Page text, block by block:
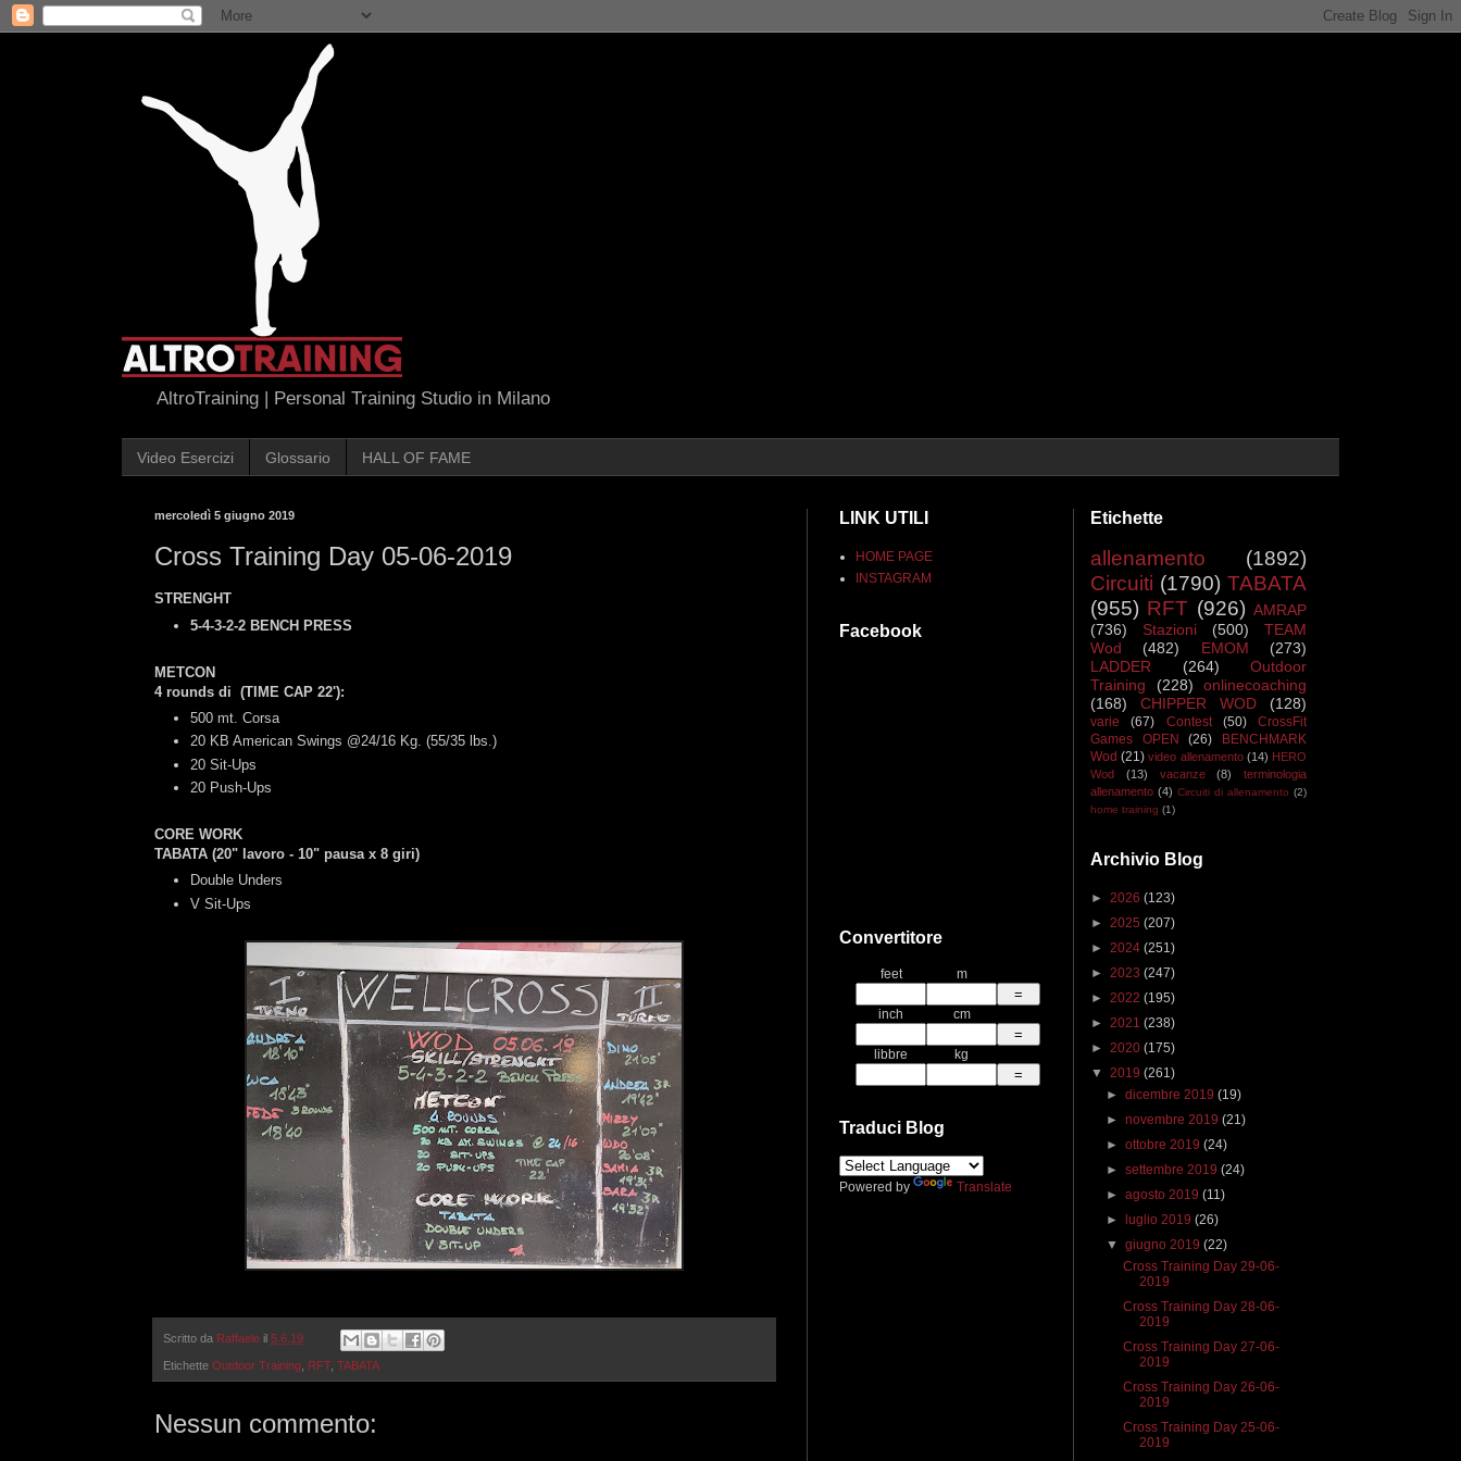
AltroTraining | Personal Training Studio in Milano
Video Esercizi Glossario HALL OF FAME
mercoledì 5 giugno 2019
Cross Training Day 05-06-2019
STRENGHT
5-4-3-2-2 BENCH PRESS
METCON
4 rounds di (TIME CAP 22'):
500 mt. Corsa
20 KB American Swings @24/16 Kg. (55/35 lbs.)
20 Sit-Ups
20 Push-Ups
CORE WORK
TABATA (20" lavoro - 10" pausa x 8 giri)
Double Unders
V Sit-Ups
Scritto da Raffaele il 5.6.19
Etichette Outdoor Training RFT, TABATA
Nessun commento:
LINK UTILI
HOME PAGE
INSTAGRAM
Facebook
Convertitore
feet m
inch cm
libbre kg
Traduci Blog
Powered by Translate
Etichette
allenamento
(1892)
Circuiti (1790) TABATA
(955) RFT (926) AMRAP
(736)
Stazioni (500)
TEAM
Wod
(482) EMOM
(273)
LADDER
(264)
Outdoor
Training
(228)
onlinecoaching
(168)
CHIPPER WOD (128)
varie (67) Contest (50)
CrossFit
Games OPEN
(26)
BENCHMARK
Wod (21) video allenamento (14) HERO
Wod
(13) vacanze (8)
terminologia
allenamento (4) Circuiti di allenamento (2)
home training (1)
Archivio Blog
► 2026 (123)
► 2025 (207)
► 2024 (251)
► 2023 (247)
► 2022 (195)
► 2021 (238)
► 2020 (175)
▼ 2019 (261)
►dicembre 2019(19)
►novembre 2019(21)
►ottobre 2019(24)
►settembre 2019(24)
►agosto 2019(11)
►
luglio 2019(26)
▼giugno 2019(22)
Cross Training Day 29-06-
2019
Cross Training Day 28-06-
2019
Cross Training Day 27-06-
2019
Cross Training Day 26-06-
2019
Cross Training Day 25-06-
2019